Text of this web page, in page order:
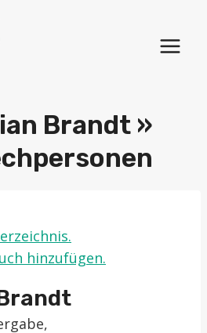
Brandt »
hinzufügen.